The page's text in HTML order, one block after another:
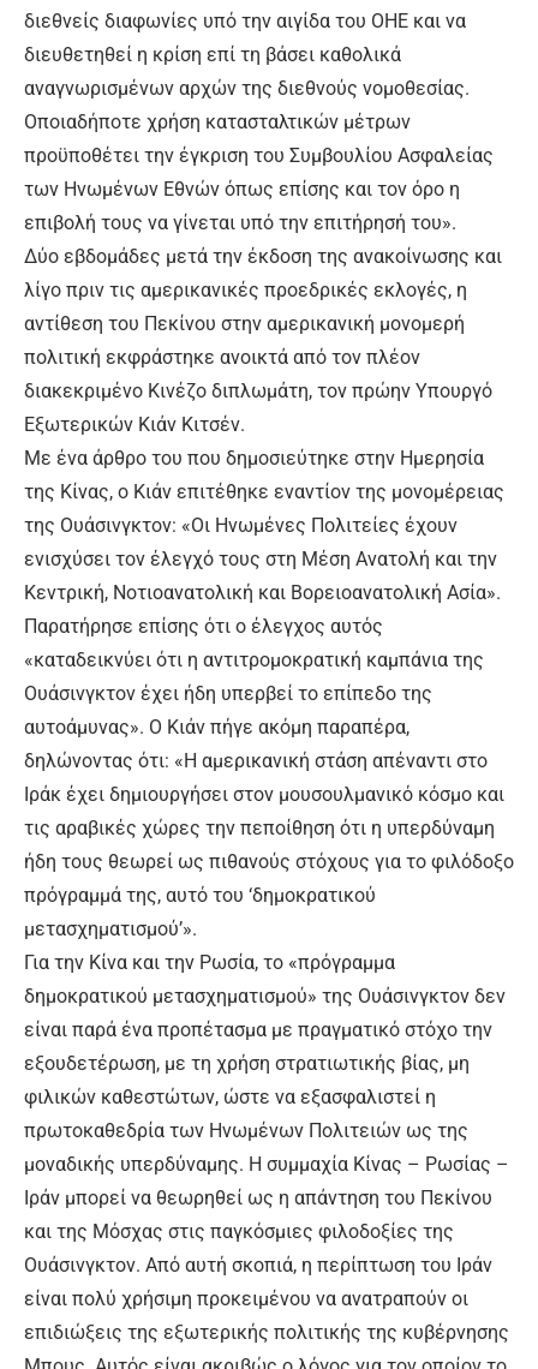
διεθνείς διαφωνίες υπό την αιγίδα του ΟΗΕ και να
διευθετηθεί η κρίση επί τη βάσει καθολικά
αναγνωρισμένων αρχών της διεθνούς νομοθεσίας.
Οποιαδήποτε χρήση κατασταλτικών μέτρων
προϋποθέτει την έγκριση του Συμβουλίου Ασφαλείας
των Ηνωμένων Εθνών όπως επίσης και τον όρο η
επιβολή τους να γίνεται υπό την επιτήρησή του».
Δύο εβδομάδες μετά την έκδοση της ανακοίνωσης και
λίγο πριν τις αμερικανικές προεδρικές εκλογές, η
αντίθεση του Πεκίνου στην αμερικανική μονομερή
πολιτική εκφράστηκε ανοικτά από τον πλέον
διακεκριμένο Κινέζο διπλωμάτη, τον πρώην Υπουργό
Εξωτερικών Κιάν Κιτσέν.
Με ένα άρθρο του που δημοσιεύτηκε στην Ημερησία
της Κίνας, ο Κιάν επιτέθηκε εναντίον της μονομέρειας
της Ουάσινγκτον: «Οι Ηνωμένες Πολιτείες έχουν
ενισχύσει τον έλεγχό τους στη Μέση Ανατολή και την
Κεντρική, Νοτιοανατολική και Βορειοανατολική Ασία».
Παρατήρησε επίσης ότι ο έλεγχος αυτός
«καταδεικνύει ότι η αντιτρομοκρατική καμπάνια της
Ουάσινγκτον έχει ήδη υπερβεί το επίπεδο της
αυτοάμυνας». Ο Κιάν πήγε ακόμη παραπέρα,
δηλώνοντας ότι: «Η αμερικανική στάση απέναντι στο
Ιράκ έχει δημιουργήσει στον μουσουλμανικό κόσμο και
τις αραβικές χώρες την πεποίθηση ότι η υπερδύναμη
ήδη τους θεωρεί ως πιθανούς στόχους για το φιλόδοξο
πρόγραμμά της, αυτό του ‘δημοκρατικού
μετασχηματισμού’».
Για την Κίνα και την Ρωσία, το «πρόγραμμα
δημοκρατικού μετασχηματισμού» της Ουάσινγκτον δεν
είναι παρά ένα προπέτασμα με πραγματικό στόχο την
εξουδετέρωση, με τη χρήση στρατιωτικής βίας, μη
φιλικών καθεστώτων, ώστε να εξασφαλιστεί η
πρωτοκαθεδρία των Ηνωμένων Πολιτειών ως της
μοναδικής υπερδύναμης. Η συμμαχία Κίνας – Ρωσίας –
Ιράν μπορεί να θεωρηθεί ως η απάντηση του Πεκίνου
και της Μόσχας στις παγκόσμιες φιλοδοξίες της
Ουάσινγκτον. Από αυτή σκοπιά, η περίπτωση του Ιράν
είναι πολύ χρήσιμη προκειμένου να ανατραπούν οι
επιδιώξεις της εξωτερικής πολιτικής της κυβέρνησης